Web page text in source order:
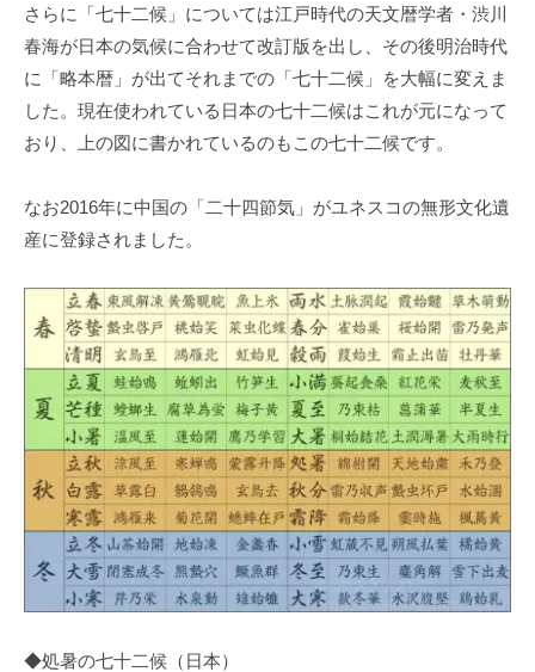
さらに「七十二候」については江戸時代の天文暦学者・渋川
春海が日本の気候に合わせて改訂版を出し、その後明治時代
に「略本暦」が出てそれまでの「七十二候」を大幅に変えま
した。現在使われている日本の七十二候はこれが元になって
おり、上の図に書かれているのもこの七十二候です。
なお2016年に中国の「二十四節気」がユネスコの無形文化遺
産に登録されました。
◆処暑の七十二候（日本）